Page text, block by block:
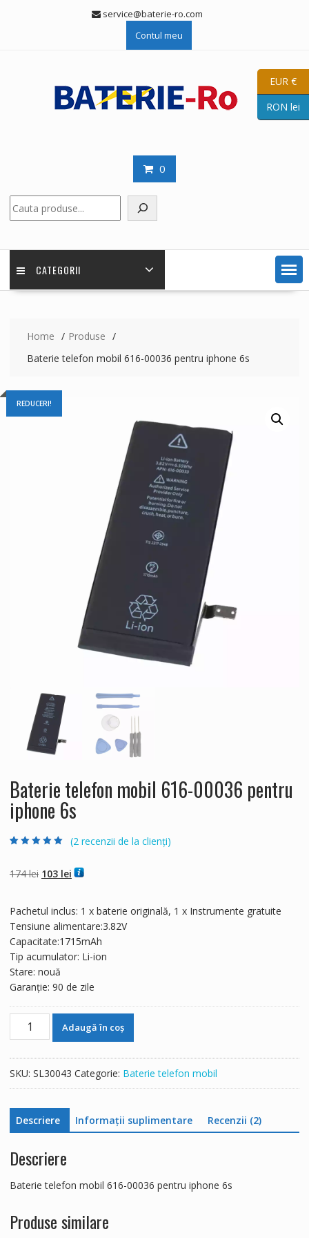
service@baterie-ro.com
Contul meu
0
CATEGORII
Home
Produse
Baterie telefon mobil 616-00036 pentru iphone 6s
REDUCERI!
Baterie telefon mobil 616-00036 pentru
iphone 6s
evaluări de la
clienți
(2 recenzii de la clienți)
174lei Prețul
fost:
174 lei.
103 leiPrețul
103 lei.
Pachetul inclus: 1 x baterie originală, 1 x Instrumente gratuite
Tensiune alimentare:3.82V
Capacitate:1715mAh
Tip acumulator: Li-ion
Stare: nouă
Garanție: 90 de zile
Cantitate
616-
pentru
iphone
Adaugă în coș
SKU: SL30043 Categorie: Baterie telefon mobil
Descriere Informații suplimentare Recenzii (2)
Descriere
Baterie telefon mobil 616-00036 pentru iphone 6s
Produse similare
EUR €
RON lei